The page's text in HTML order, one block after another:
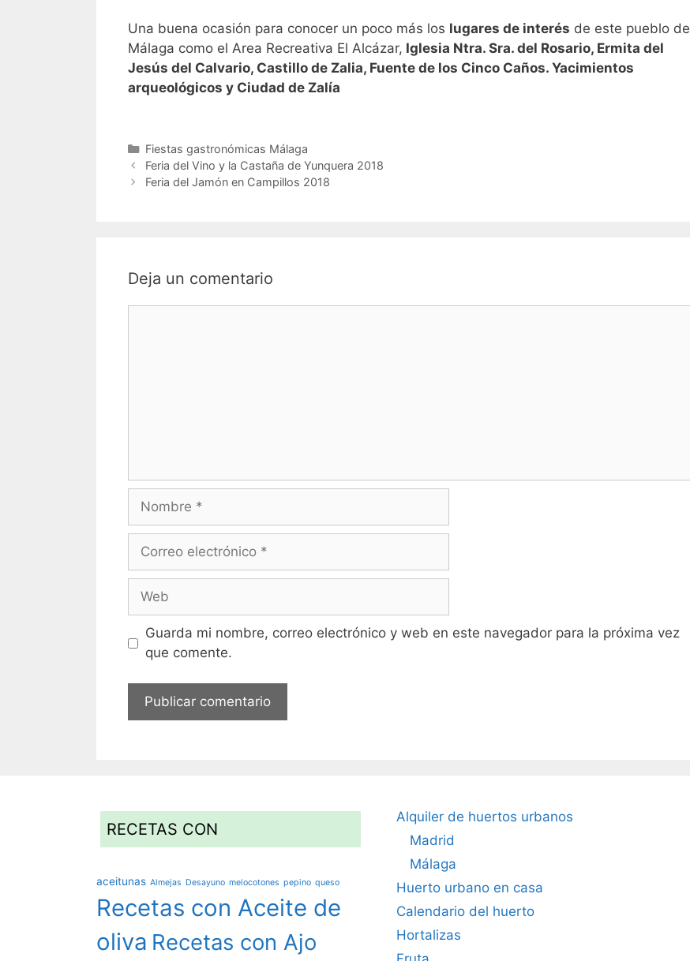
Una buena ocasión para conocer un poco más los lugares de interés de este pueblo de
Málaga como el Area Recreativa El Alcázar, Iglesia Ntra. Sra. del Rosario, Ermita del
Jesús del Calvario, Castillo de Zalia, Fuente de los Cinco Caños. Yacimientos
arqueológicos y Ciudad de Zalía
Categorías
Fiestas gastronómicas Málaga
Feria del Vino y la Castaña de Yunquera 2018
Feria del Jamón en Campillos 2018
Deja un comentario
Nombre
Correo
Web
Guarda mi nombre, correo electrónico y web en este navegador para la próxima vez
que comente.
RECETAS CON
aceitunas Almejas Desayuno melocotones pepino queso
Recetas con Aceite de
oliva Recetas con Ajo
Alquiler de huertos urbanos
Madrid
Málaga
Huerto urbano en casa
Calendario del huerto
Hortalizas